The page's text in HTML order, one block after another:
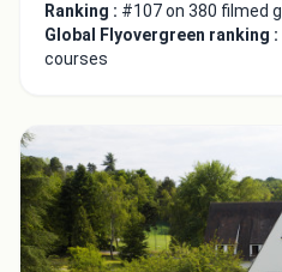
Ranking : #107 on 380 filmed
Global Flyovergreen ranking :
courses